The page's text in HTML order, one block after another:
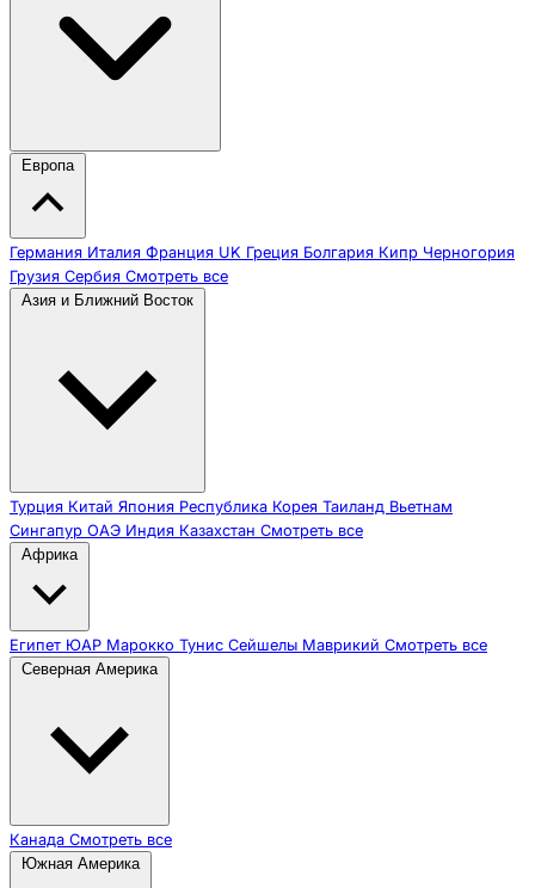
Европа
Германия Италия Франция UK Греция Болгария Кипр Черногория
Грузия Сербия Смотреть все
Азия и Ближний Восток
Турция Китай Япония Республика Корея Таиланд Вьетнам
Сингапур ОАЭ Индия Казахстан Смотреть все
Африка
Египет ЮАР Марокко Тунис Сейшелы Маврикий Смотреть все
Северная Америка
Канада Смотреть все
Южная Америка